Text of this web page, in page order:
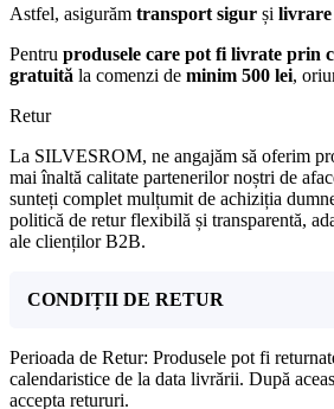
Astfel, asigurăm transport sigur și
Pentru produsele care pot fi livrate prin
gratuită la comenzi de minim 500 lei,
Retur
La SILVESROM, ne angajăm să oferim
mai înaltă calitate partenerilor noștri de
sunteți complet mulțumit de achiziția
politică de retur flexibilă și transparentă,
ale clienților B2B.
CONDIȚII DE RETUR
Perioada de Retur: Produsele pot fi
calendaristice de la data livrării. După
accepta retururi.